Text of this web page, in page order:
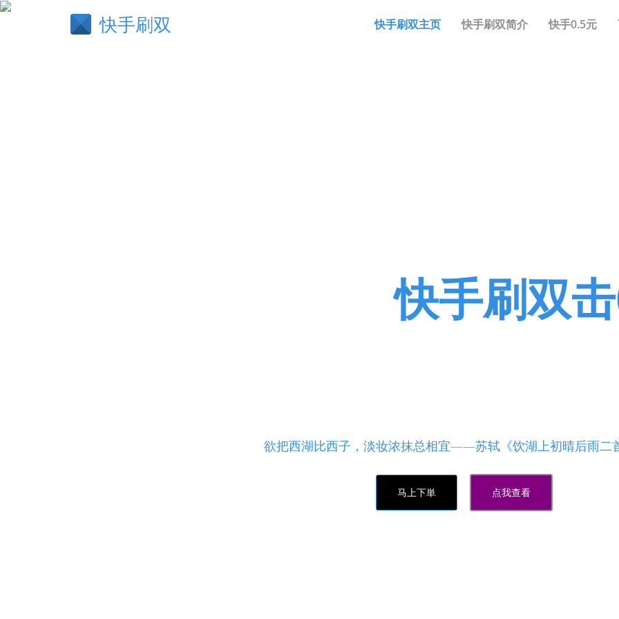
快手刷双 快手刷双主页 快手刷双简介 快手0.5元
结驷连骑快手刷双
欲把西湖比西子，淡妆浓抹总相宜——苏轼《饮湖上初晴后雨二首
马上下単 点我查看